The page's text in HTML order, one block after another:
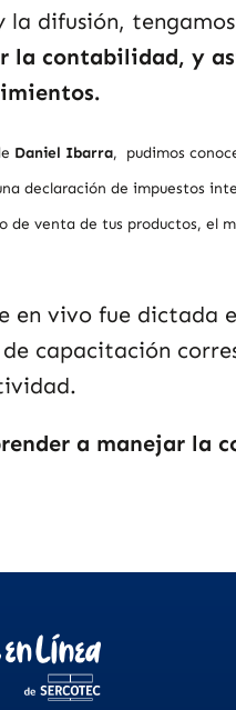
la difusión,
la contabilidad, y
Daniel Ibarra, pudimos
declaración de impuestos
de venta de tus productos, el
en vivo fue dictada
capacitación
a manejar la